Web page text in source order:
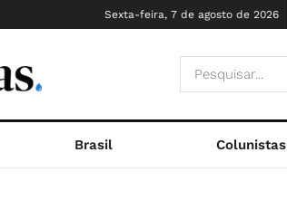
Sexta-feira, 7 de agosto de 2026
Brasil Colunistas